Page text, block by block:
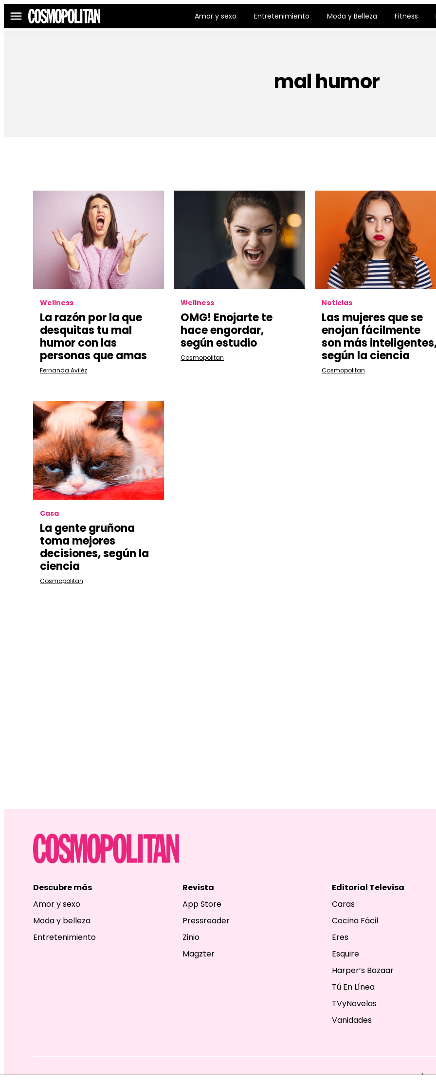
Menú Amor y sexo Entretenimiento Moda y Belleza Fitness
mal humor
Wellness
La razón por la que
desquitas tu mal
humor con las
personas que amas
Fernanda Aviléz
Wellness
OMG! Enojarte te
hace engordar,
según estudio
Cosmopolitan
Noticias
Las mujeres que se
enojan fácilmente
son más
según la ciencia
Cosmopolitan
Casa
La gente gruñona
toma mejores
decisiones, según la
ciencia
Cosmopolitan
Descubre más
Amor y sexo
Moda y belleza
Entretenimiento
Revista
App Store
Pressreader
Zinio
Magzter
Editorial Televisa
Caras
Cocina Fácil
Eres
Esquire
Harper’s Bazaar
Tú En Línea
TVyNovelas
Vanidades
EDITORIAL TELEVISA S.A. DE C.V. TODOS LOS DERECHOS RESERVADOS. TBG - EDITORIAL TELEVISA - LIFESTYLES - BEAUTY /